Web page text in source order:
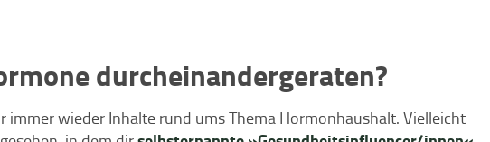
durcheinandergeraten?
immer wieder Inhalte rund ums Thema Hormonhaushalt. Vielleicht